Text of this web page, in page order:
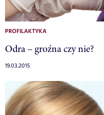
PROFILAKTYKA
Odra – groźna czy nie?
19.03.2015